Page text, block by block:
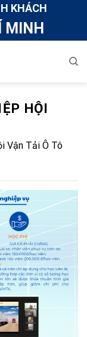
KHÁCH
MINH
HỘI
Vận Tải Ô Tô